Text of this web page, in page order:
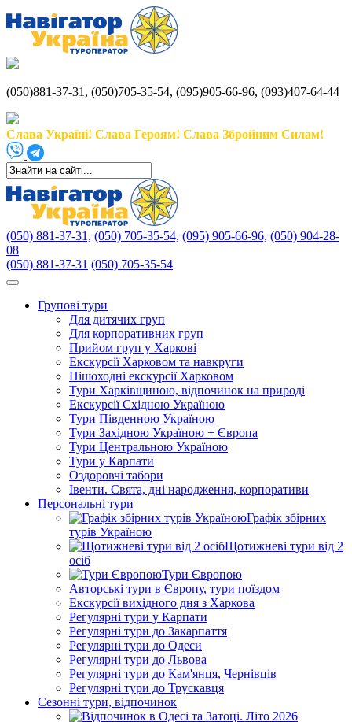
(050)881-37-31, (050)705-35-54, (095)905-66-96, (093)407-64-44
Слава Україні! Слава Героям! Слава Збройним Силам!
(050) 881-37-31, (050) 705-35-54, (095) 905-66-96, (050) 904-28-
08
(050) 881-37-31 (050) 705-35-54
Групові тури
Для дитячих груп
Для корпоративних груп
Прийом груп у Харкові
Екскурсії Харковом та навкруги
Пішоходні екскурсії Харковом
Тури Харківщиною, відпочинок на природі
Екскурсії Східною Україною
Тури Південною Україною
Тури Західною Україною + Європа
Тури Центральною Україною
Тури у Карпати
Оздоровчі табори
Івенти. Свята, дні народження, корпоративи
Персональні тури
Графік збірних
турів Україною
Щотижневі тури від 2
осіб
Тури Європою
Авторські тури в Європу, тури поїздом
Екскурсії вихідного дня з Харкова
Регулярні тури у Карпати
Регулярні тури до Закарпаття
Регулярні тури до Одеси
Регулярні тури до Львова
Регулярні тури до Кам'янця, Чернівців
Регулярні тури до Трускавця
Сезонні тури, відпочинок